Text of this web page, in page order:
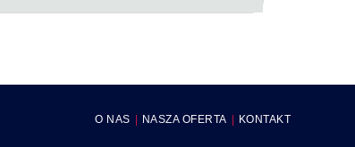
O NAS NASZA OFERTA KONTAKT